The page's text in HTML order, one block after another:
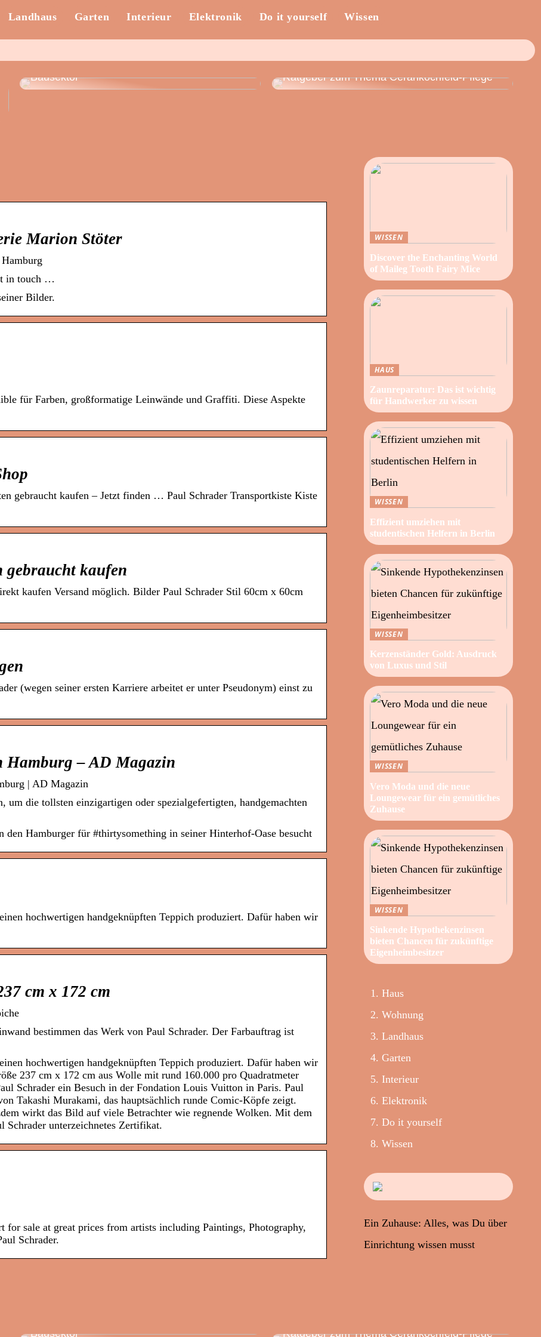
Landhaus Garten Interieur Elektronik Do it yourself Wissen
Bausektor
Ratgeber zum Thema Cerankochfeld-Pflege
Marion Stöter
in touch …
Bilder.
für Farben, großformatige Leinwände und Graffiti. Diese Aspekte
gebraucht kaufen – Jetzt finden … Paul Schrader Transportkiste Kiste
gebraucht kaufen
kaufen Versand möglich. Bilder Paul Schrader Stil 60cm x 60cm
(wegen seiner ersten Karriere arbeitet er unter Pseudonym) einst zu
Hamburg – AD Magazin
| AD Magazin
um die tollsten einzigartigen oder spezialgefertigten, handgemachten
den Hamburger für #thirtysomething in seiner Hinterhof-Oase besucht
hochwertigen handgeknüpften Teppich produziert. Dafür haben wir
cm x 172 cm
bestimmen das Werk von Paul Schrader. Der Farbauftrag ist
hochwertigen handgeknüpften Teppich produziert. Dafür haben wir
237 cm x 172 cm aus Wolle mit rund 160.000 pro Quadratmeter
Schrader ein Besuch in der Fondation Louis Vuitton in Paris. Paul
Takashi Murakami, das hauptsächlich runde Comic-Köpfe zeigt.
wirkt das Bild auf viele Betrachter wie regnende Wolken. Mit dem
Schrader unterzeichnetes Zertifikat.
for sale at great prices from artists including Paintings, Photography,
Schrader.
WISSEN
Discover the Enchanting World
of Maileg Tooth Fairy Mice
HAUS
Zaunreparatur: Das ist wichtig
für Handwerker zu wissen
WISSEN
Effizient umziehen mit
studentischen Helfern in Berlin
WISSEN
Kerzenständer Gold: Ausdruck
von Luxus und Stil
WISSEN
Vero Moda und die neue
Loungewear für ein gemütliches
Zuhause
WISSEN
Sinkende Hypothekenzinsen
bieten Chancen für zukünftige
Eigenheimbesitzer
Haus
Wohnung
Landhaus
Garten
Interieur
Elektronik
Do it yourself
Wissen
Ein Zuhause: Alles, was Du über
Einrichtung wissen musst
Bausektor
Ratgeber zum Thema Cerankochfeld-Pflege